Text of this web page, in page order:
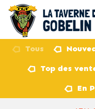
Tous
Top des
En